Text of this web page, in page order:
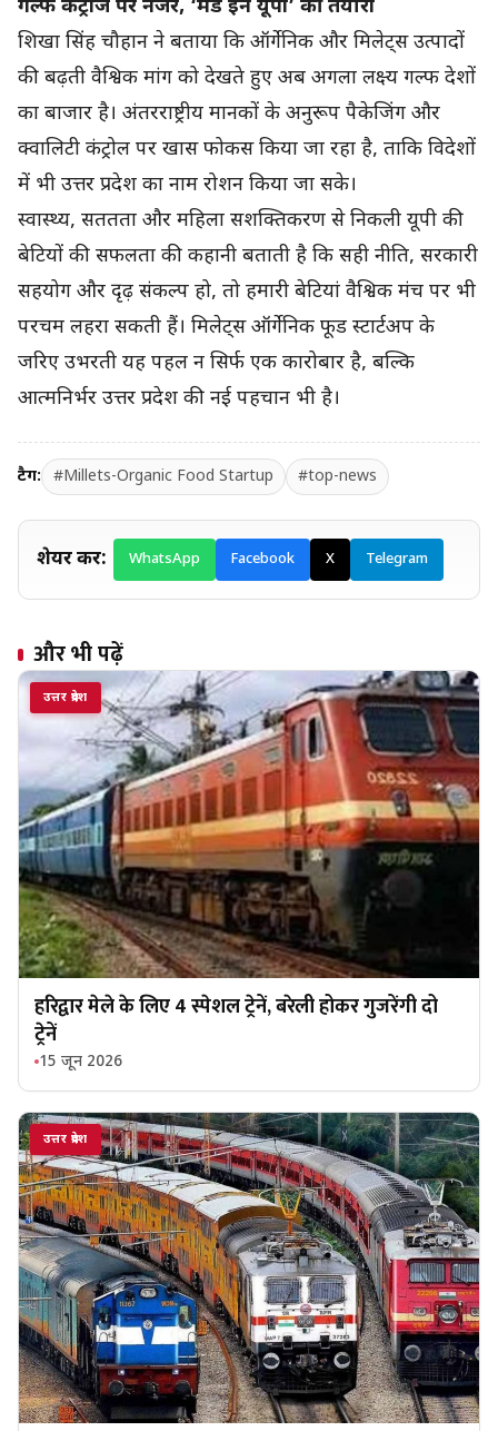
गल्फ कंट्रीज पर नजर, ‘मेड इन यूपी’ की तैयारी
शिखा सिंह चौहान ने बताया कि ऑर्गेनिक और मिलेट्स उत्पादों
की बढ़ती वैश्विक मांग को देखते हुए अब अगला लक्ष्य गल्फ देशों
का बाजार है। अंतरराष्ट्रीय मानकों के अनुरूप पैकेजिंग और
क्वालिटी कंट्रोल पर खास फोकस किया जा रहा है, ताकि विदेशों
में भी उत्तर प्रदेश का नाम रोशन किया जा सके।
स्वास्थ्य, सततता और महिला सशक्तिकरण से निकली यूपी की
बेटियों की सफलता की कहानी बताती है कि सही नीति, सरकारी
सहयोग और दृढ़ संकल्प हो, तो हमारी बेटियां वैश्विक मंच पर भी
परचम लहरा सकती हैं। मिलेट्स ऑर्गेनिक फूड स्टार्टअप के
जरिए उभरती यह पहल न सिर्फ एक कारोबार है, बल्कि
आत्मनिर्भर उत्तर प्रदेश की नई पहचान भी है।
टैग: #Millets-Organic Food Startup #top-news
शेयर करें: WhatsApp Facebook X Telegram
और भी पढ़ें
उत्तर प्रदेश
हरिद्वार मेले के लिए 4 स्पेशल ट्रेनें, बरेली होकर गुजरेंगी दो
ट्रेनें
15 जून 2026
उत्तर प्रदेश